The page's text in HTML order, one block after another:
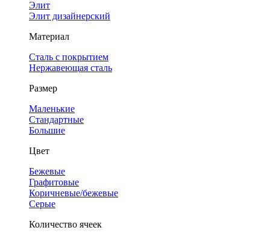
Элит
Элит дизайнерский
Материал
Сталь с покрытием
Нержавеющая сталь
Размер
Маленькие
Стандартные
Большие
Цвет
Бежевые
Графитовые
Коричневые/бежевые
Серые
Количество ячеек